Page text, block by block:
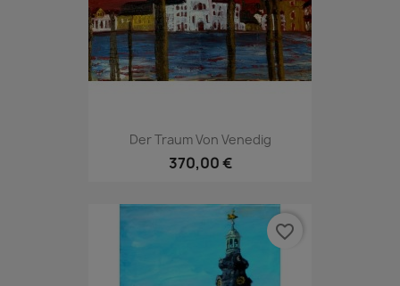
Der Traum Von Venedig
370,00 €
favorite_border